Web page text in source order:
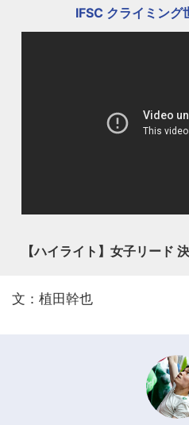
IFSC クライミング
【ハイライト】女子リード
文：植田幹也